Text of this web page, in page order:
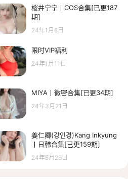
桜井宁宁丨COS合集[已更187
期]
24年1月8日
限时VIP福利
24年1月11日
MIYA丨微密合集[已更34期]
24年3月21日
姜仁卿(강인경)Kang Inkyung
丨日韩合集[已更159期]
24年5月26日